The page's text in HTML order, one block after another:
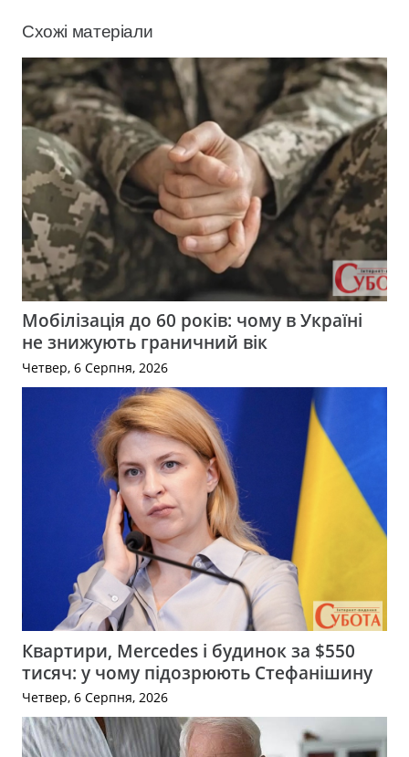
Схожі матеріали
Мобілізація до 60 років: чому в Україні
не знижують граничний вік
Четвер, 6 Серпня, 2026
Квартири, Mercedes і будинок за $550
тисяч: у чому підозрюють Стефанішину
Четвер, 6 Серпня, 2026